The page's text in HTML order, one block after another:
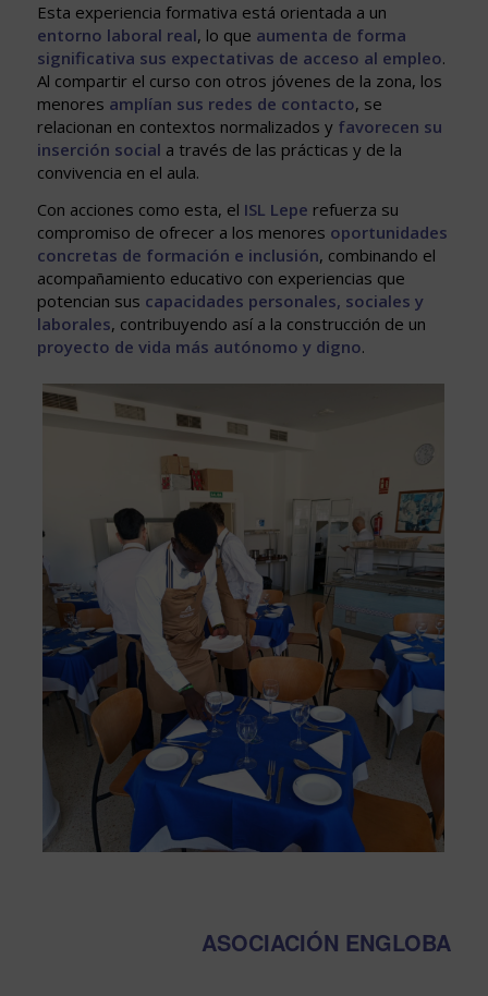
Esta experiencia formativa está orientada a un
entorno laboral real, lo que aumenta de forma
significativa sus expectativas de acceso al empleo.
Al compartir el curso con otros jóvenes de la zona, los
menores amplían sus redes de contacto, se
relacionan en contextos normalizados y favorecen su
inserción social a través de las prácticas y de la
convivencia en el aula.
Con acciones como esta, el ISL Lepe refuerza su
compromiso de ofrecer a los menores oportunidades
concretas de formación e inclusión, combinando el
acompañamiento educativo con experiencias que
potencian sus capacidades personales, sociales y
laborales, contribuyendo así a la construcción de un
proyecto de vida más autónomo y digno.
ASOCIACIÓN ENGLOBA